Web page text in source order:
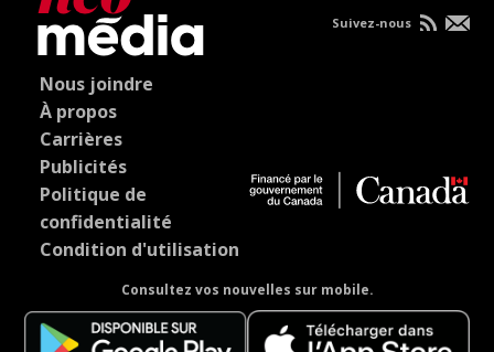
Nous joindre
À propos
Carrières
Publicités
Politique de
confidentialité
Condition d'utilisation
Consultez vos nouvelles sur mobile.
Suivez-nous